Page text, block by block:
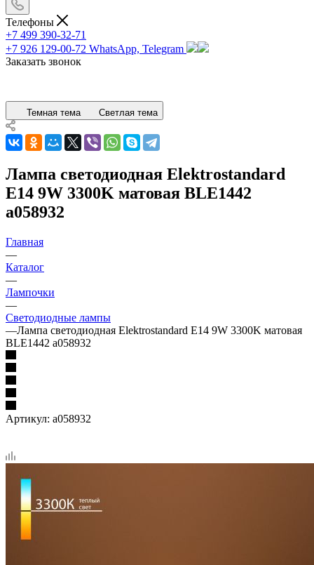
Телефоны
+7 499 390-32-71
+7 926 129-00-72 WhatsApp, Telegram
Заказать звонок
Темная тема Светлая тема
Лампа светодиодная Elektrostandard
E14 9W 3300K матовая BLE1442
a058932
Главная
—
Каталог
—
Лампочки
—
Светодиодные лампы
—Лампа светодиодная Elektrostandard E14 9W 3300K матовая
BLE1442 a058932
Артикул: a058932